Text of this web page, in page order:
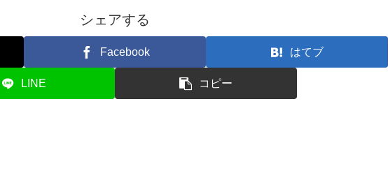
シェアする
Facebook はてブ
LINE コピー